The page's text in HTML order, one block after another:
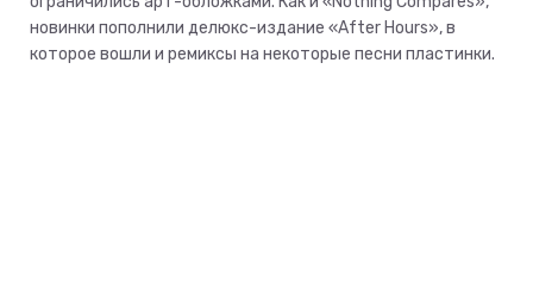
новинки пополнили делюкс-издание «After Hours», в
которое вошли и ремиксы на некоторые песни пластинки.